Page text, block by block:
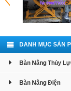
DANH MỤC SẢN
Bàn Nâng Thủy
Bàn Nâng Điện